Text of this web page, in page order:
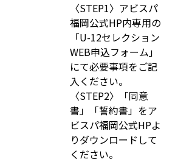
〈STEP1〉アビスパ
福岡公式HP内専用の
「U-12セレクション
WEB申込フォーム」
にて必要事項をご記
入ください。
〈STEP2〉「同意
書」「誓約書」をア
ビスパ福岡公式HPよ
りダウンロードして
ください。